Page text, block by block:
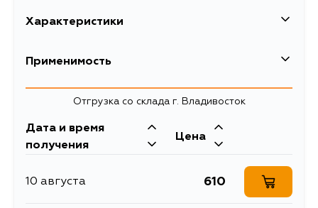
Характеристики
EAN-13
Длина упаковки, мм
Масса, кг 0.138
Сайлентблок задней
Применимость
Mazda
Кузов Двигатель
BK3P, BK5P, BKEP, BLA4Y, BL14F,
B35
Двигатель
Отгрузка со склада г. Владивосток
Дата и время
получения
Цена
10 августа 610